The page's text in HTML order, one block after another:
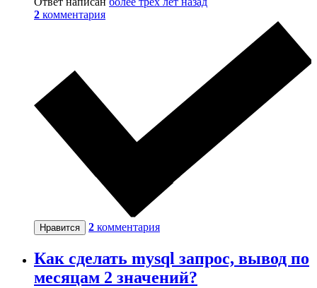
2 комментария
Нравится 2 комментария
Как сделать mysql запрос, вывод по
месяцам 2 значений?